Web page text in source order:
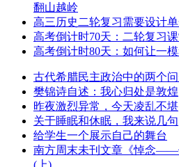
翻山越岭
高三历史二轮复习需要设计
高考倒计时70天：二轮复习
高考倒计时80天：如何让一
古代希腊民主政治中的两个
樊锦诗自述：我心归处是敦煌
昨夜激烈异常，今天凌乱不堪
关于睡眠和休眠，我来说几句
给学生一个展示自己的舞台
南方周末未刊文章《悼念——
(上)